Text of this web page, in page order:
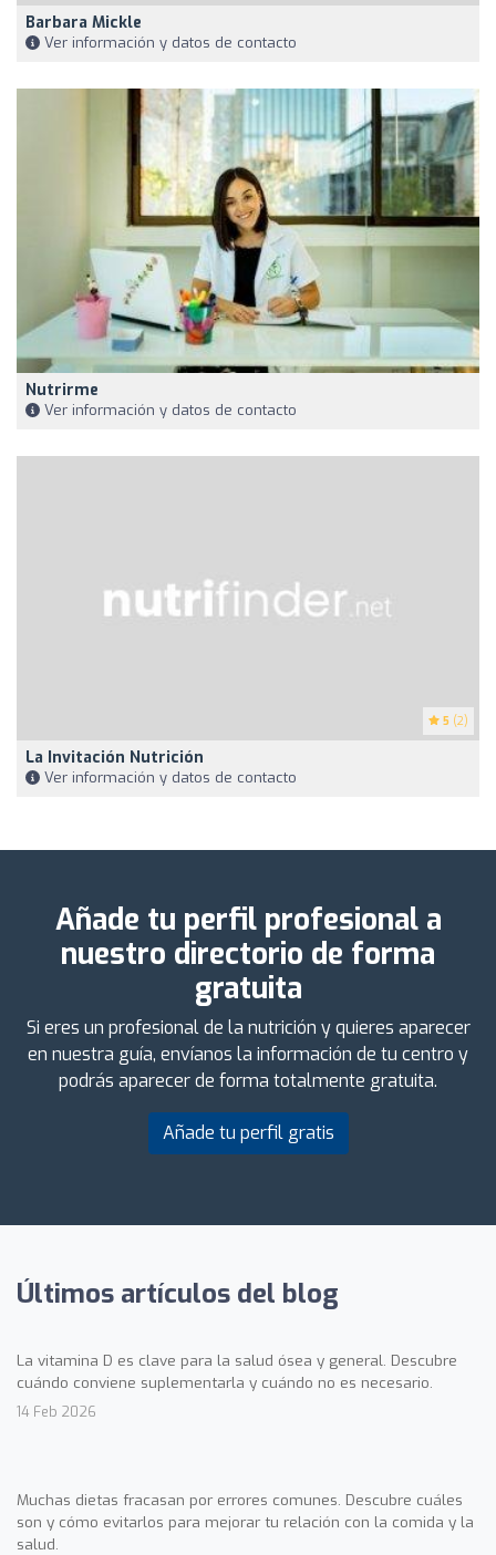
Barbara Mickle
Ver información y datos de contacto
Nutrirme
Ver información y datos de contacto
5 (2)
La Invitación Nutrición
Ver información y datos de contacto
Añade tu perfil profesional a
nuestro directorio de forma
gratuita
Si eres un profesional de la nutrición y quieres aparecer
en nuestra guía, envíanos la información de tu centro y
podrás aparecer de forma totalmente gratuita.
Añade tu perfil gratis
Últimos artículos del blog
La vitamina D es clave para la salud ósea y general. Descubre
cuándo conviene suplementarla y cuándo no es necesario.
14 Feb 2026
Muchas dietas fracasan por errores comunes. Descubre cuáles
son y cómo evitarlos para mejorar tu relación con la comida y la
salud.